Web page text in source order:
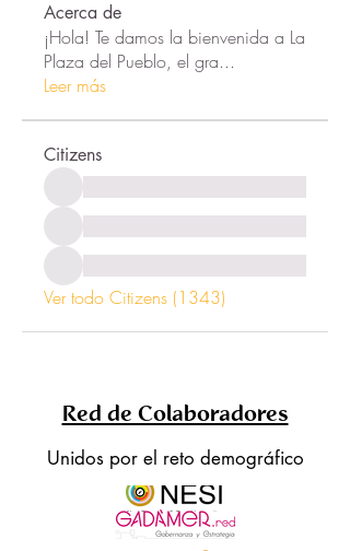
Acerca de
¡Hola! Te damos la bienvenida a La
Plaza del Pueblo, el gra...
Leer más
Citizens
Ver todo Citizens (1343)
Red de Colaboradores
Unidos por el reto demográfico